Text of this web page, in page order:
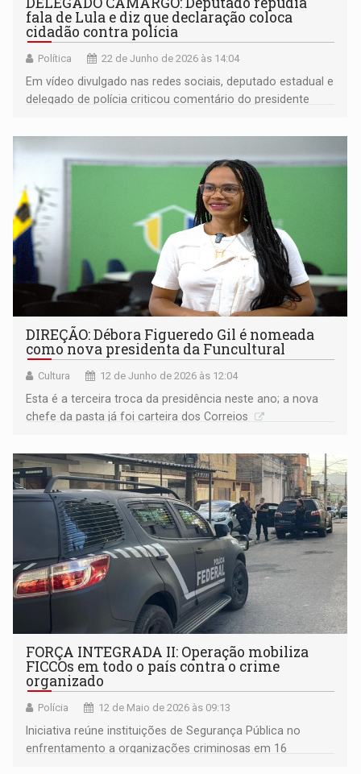
fala de Lula e diz que declaração coloca
cidadão contra polícia
Política 22 de Junho de 2026 às 14:04
Em vídeo divulgado nas redes sociais, deputado estadual e
delegado de polícia criticou comentário do presidente
confiança da população nas forças policiais.
DIREÇÃO: Débora Figueredo Gil é nomeada
como nova presidenta da Funcultural
Cultura 12 de Junho de 2026 às 12:04
Esta é a terceira troca da presidência neste ano; a nova
chefe da pasta já foi carteira dos Correios
FORÇA INTEGRADA II: Operação mobiliza
FICCOs em todo o país contra o crime
organizado
Polícia 12 de Maio de 2026 às 09:13
Iniciativa reúne instituições de Segurança Pública no
enfrentamento a organizações criminosas em 16